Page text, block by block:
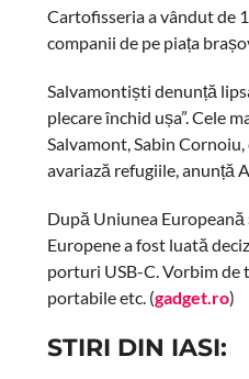
Cartofisseria a vândut de
companii de pe piața
Salvamontiști denunță
plecare închid ușa”. Cele
Salvamont, Sabin
avariază refugiile, anunță
După Uniunea
Europene a fost luată
porturi USB-C. Vorbim de
portabile etc. (gadget.ro)
STIRI DIN IASI: